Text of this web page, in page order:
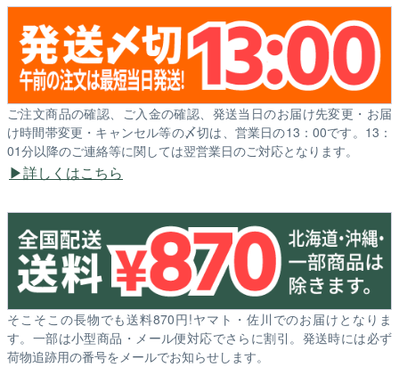
ご注文商品の確認、ご入金の確認、発送当日のお届け先変更・お届
け時間帯変更・キャンセル等の〆切は、営業日の13：00です。13：
01分以降のご連絡等に関しては翌営業日のご対応となります。
詳しくはこちら
そこそこの長物でも送料870円!ヤマト・佐川でのお届けとなりま
す。一部は小型商品・メール便対応でさらに割引。発送時には必ず
荷物追跡用の番号をメールでお知らせします。